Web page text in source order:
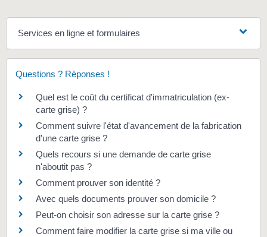
Services en ligne et formulaires
Questions ? Réponses !
Quel est le coût du certificat d'immatriculation (ex-
carte grise) ?
Comment suivre l'état d'avancement de la fabrication
d'une carte grise ?
Quels recours si une demande de carte grise
n'aboutit pas ?
Comment prouver son identité ?
Avec quels documents prouver son domicile ?
Peut-on choisir son adresse sur la carte grise ?
Comment faire modifier la carte grise si ma ville ou